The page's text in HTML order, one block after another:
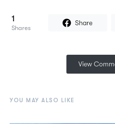
1
Shares
Share
View
YOU MAY ALSO LIKE